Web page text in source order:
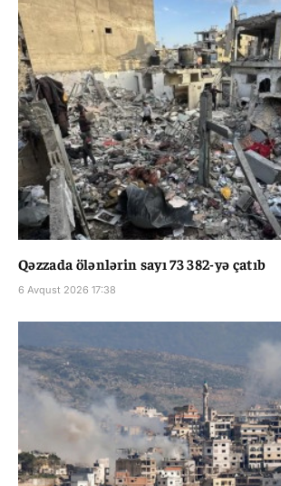
Qəzzada ölənlərin sayı 73 382-yə çatıb
6 Avqust 2026 17:38